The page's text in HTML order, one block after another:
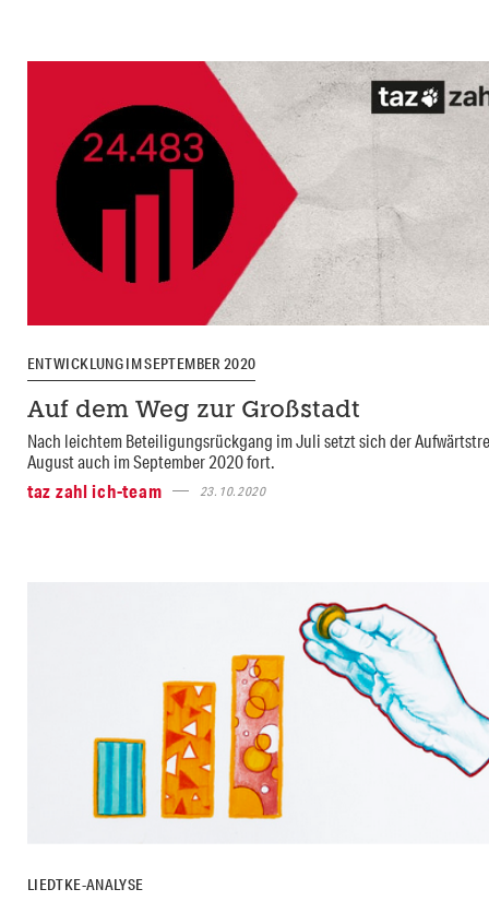
ENTWICKLUNG IM SEPTEMBER 2020
Auf dem Weg zur Großstadt
Nach leichtem Beteiligungsrückgang im Juli setzt sich der
August auch im September 2020 fort.
taz zahl ich-team
23.10.2020
LIEDTKE-ANALYSE